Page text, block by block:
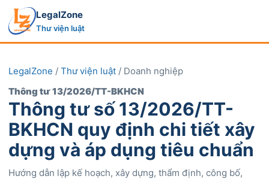
LegalZone
Thư viện luật
LegalZone / Thư viện luật / Doanh nghiệp
Thông tư 13/2026/TT-BKHCN
Thông tư số 13/2026/TT-
BKHCN quy định chi tiết xây
dựng và áp dụng tiêu chuẩn
Hướng dẫn lập kế hoạch, xây dựng, thẩm định, công bố,